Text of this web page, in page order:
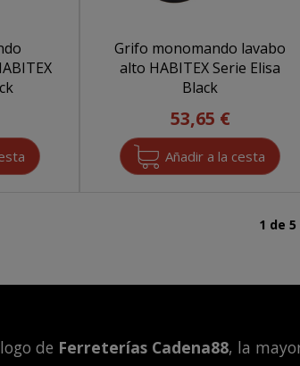
Grifo monomando lavabo
alto HABITEX Serie Elisa
Black
53,65 €
1 de 5
de Ferreterías Cadena88, la